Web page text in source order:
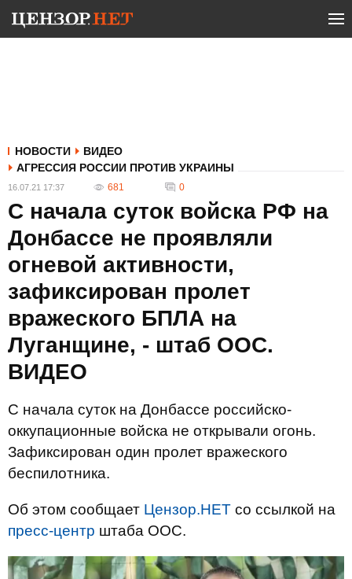
НОВОСТИ
ВИДЕО
АГРЕССИЯ РОССИИ ПРОТИВ УКРАИНЫ
16.07.21 17:37 681 0
С начала суток войска РФ на
Донбассе не проявляли
огневой активности,
зафиксирован пролет
вражеского БПЛА на
Луганщине, - штаб ООС.
ВИДЕО
С начала суток на Донбассе российско-
оккупационные войска не открывали огонь.
Зафиксирован один пролет вражеского
беспилотника.
Об этом сообщает Цензор.НЕТ со ссылкой на
пресс-центр штаба ООС.